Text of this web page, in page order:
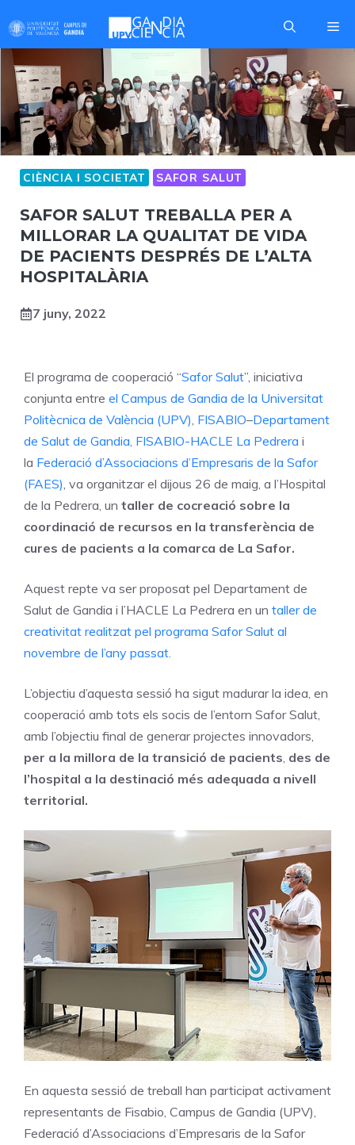
to
content
CIÈNCIA I SOCIETAT SAFOR SALUT
SAFOR SALUT TREBALLA PER A
MILLORAR LA QUALITAT DE VIDA
DE PACIENTS DESPRÉS DE L’ALTA
HOSPITALÀRIA
7 juny, 2022
El programa de cooperació “Safor Salut”, iniciativa
conjunta entre el Campus de Gandia de la Universitat
Politècnica de València (UPV) FISABIO–Departament
de Salut de Gandia, FISABIO-HACLE La Pedrera i
la Federació d’Associacions d’Empresaris de la Safor
(FAES) , va organitzar el dijous 26 de maig, a l’Hospital
de la Pedrera, un taller de cocreació sobre la
coordinació de recursos en la transferència de
cures de pacients a la comarca de La Safor.
Aquest repte va ser proposat pel Departament de
Salut de Gandia i l’HACLE La Pedrera en un taller de
creativitat realitzat pel programa Safor Salut al
novembre de l’any passat.
L’objectiu d’aquesta sessió ha sigut madurar la idea, en
cooperació amb tots els socis de l’entorn Safor Salut,
amb l’objectiu final de generar projectes innovadors,
per a la millora de la transició de pacients des de
l’hospital a la destinació més adequada a nivell
territorial.
En aquesta sessió de treball han participat activament
representants de Fisabio, Campus de Gandia (UPV),
Federació d’Associacions d’Empresaris de la Safor